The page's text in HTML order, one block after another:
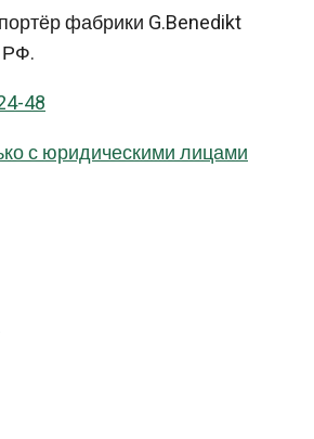
фабрики G.Benedikt
РФ.
48
с юридическими лицами